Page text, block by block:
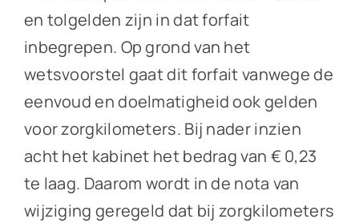
en tolgelden zijn in dat forfait
inbegrepen. Op grond van het
wetsvoorstel gaat dit forfait vanwege de
eenvoud en doelmatigheid ook gelden
voor zorgkilometers. Bij nader inzien
acht het kabinet het bedrag van € 0,23
te laag. Daarom wordt in de nota van
wijziging geregeld dat bij zorgkilometers